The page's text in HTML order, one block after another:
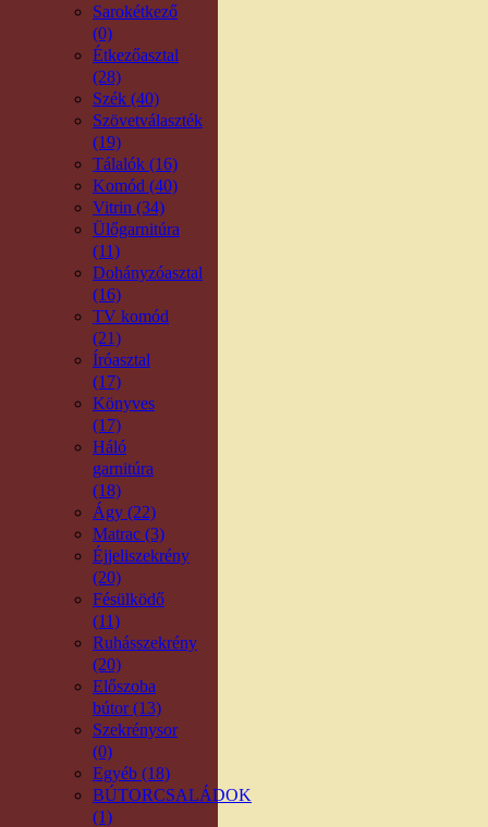
Sarokétkező
(0)
Étkezőasztal
(28)
Szék (40)
Szövetválaszték
(19)
Tálalók (16)
Komód (40)
Vitrin (34)
Ülőgarnitúra
(11)
Dohányzóasztal
(16)
TV komód
(21)
Íróasztal
(17)
Könyves
(17)
Háló
garnitúra
(18)
Ágy (22)
Matrac (3)
Éjjeliszekrény
(20)
Fésülködő
(11)
Ruhásszekrény
(20)
Előszoba
bútor (13)
Szekrénysor
(0)
Egyéb (18)
BÚTORCSALÁDOK
(1)